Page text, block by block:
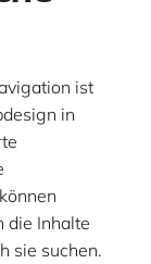
ist
in
die Inhalte
sie suchen.